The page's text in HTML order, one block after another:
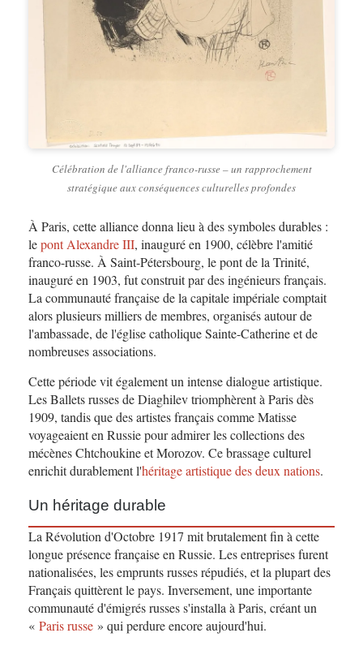
Célébration de l'alliance franco-russe – un rapprochement
stratégique aux conséquences culturelles profondes
À Paris, cette alliance donna lieu à des symboles durables :
lepont Alexandre III, inauguré en 1900, célèbre l'amitié
franco-russe. À Saint-Pétersbourg, le pont de la Trinité,
inauguré en 1903, fut construit par des ingénieurs français.
La communauté française de la capitale impériale comptait
alors plusieurs milliers de membres, organisés autour de
l'ambassade, de l'église catholique Sainte-Catherine et de
nombreuses associations.
Cette période vit également un intense dialogue artistique.
Les Ballets russes de Diaghilev triomphèrent à Paris dès
1909, tandis que des artistes français comme Matisse
voyageaient en Russie pour admirer les collections des
mécènes Chtchoukine et Morozov. Ce brassage culturel
enrichit durablement l'héritage artistique des deux nations.
Un héritage durable
La Révolution d'Octobre 1917 mit brutalement fin à cette
longue présence française en Russie. Les entreprises furent
nationalisées, les emprunts russes répudiés, et la plupart des
Français quittèrent le pays. Inversement, une importante
communauté d'émigrés russes s'installa à Paris, créant un
« Paris russe » qui perdure encore aujourd'hui.